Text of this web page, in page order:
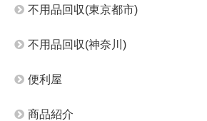
不用品回収(東京都市)
不用品回収(神奈川)
便利屋
商品紹介